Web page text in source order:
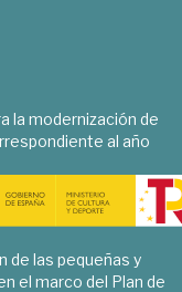
la modernización de
al año
de las pequeñas y
el marco del Plan de